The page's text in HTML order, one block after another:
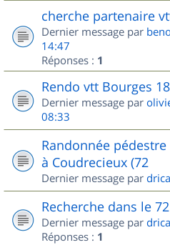
cherche partenaire
Dernier message par
14:47
Réponses : 1
Rendo vtt Bourges 18
Dernier message par
08:33
Randonnée
à Coudrecieux (72
Dernier message par
Recherche dans le
Dernier message par
Réponses : 1